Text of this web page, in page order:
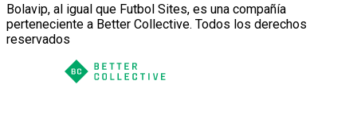
Bolavip, al igual que Futbol Sites, es una compañía
perteneciente a Better Collective. Todos los derechos
reservados